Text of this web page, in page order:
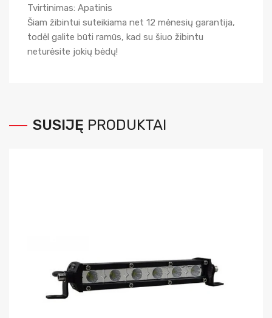
Tvirtinimas: Apatinis
Šiam žibintui suteikiama net 12 mėnesių garantija,
todėl galite būti ramūs, kad su šiuo žibintu
neturėsite jokių bėdų!
SUSIJĘ PRODUKTAI